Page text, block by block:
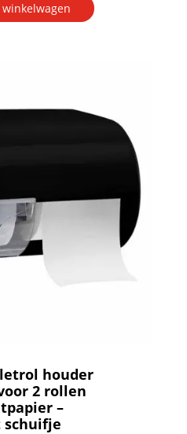
winkelwagen
houder
2 rollen
–
schuifje